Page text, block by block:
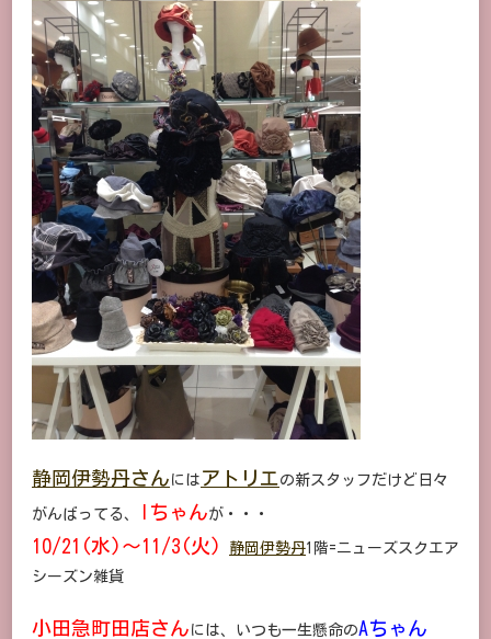
静岡伊勢丹さん には アトリエ の新スタッフだけど日々
がんばってる、 Iちゃんが・・・
10/21(水)～11/3(火) 静岡伊勢丹1階=ニューズスクエア
シーズン雑貨
小田急町田店さん には、いつも一生懸命のAちゃん